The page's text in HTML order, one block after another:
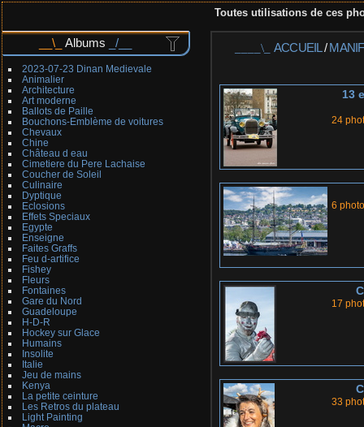
Toutes utilisations de ces
Albums
2023-07-23 Dinan Medievale
Animalier
Architecture
Art moderne
Ballots de Paille
Bouchons-Emblème de voitures
Chevaux
Chine
Château d eau
Cimetiere du Pere Lachaise
Coucher de Soleil
Culinaire
Dyptique
Eclosions
Effets Speciaux
Egypte
Enseigne
Faites Graffs
Feu d-artifice
Fishey
Fleurs
Fontaines
Gare du Nord
Guadeloupe
H-D-R
Hockey sur Glace
Humains
Insolite
Italie
Jeu de mains
Kenya
La petite ceinture
Les Retros du plateau
Light Painting
ACCUEIL/
13
24
6
17
33